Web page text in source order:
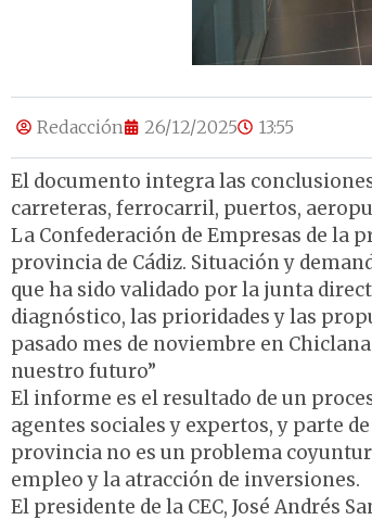
Redacción 26/12/2025 13:55
El documento integra las
carreteras, ferrocarril, puertos,
La Confederación de Empresas de la
provincia de Cádiz. Situación y
que ha sido validado por la junta
diagnóstico, las prioridades y las
pasado mes de noviembre en
nuestro futuro”
El informe es el resultado de un
agentes sociales y expertos, y parte
provincia no es un problema
empleo y la atracción de inversiones.
El presidente de la CEC, José Andrés